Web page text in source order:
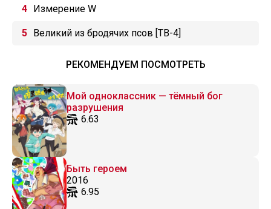
Измерение W
Великий из бродячих псов [ТВ-4]
РЕКОМЕНДУЕМ ПОСМОТРЕТЬ
Мой одноклассник — тёмный бог
разрушения
6.63
Быть героем
2016
6.95